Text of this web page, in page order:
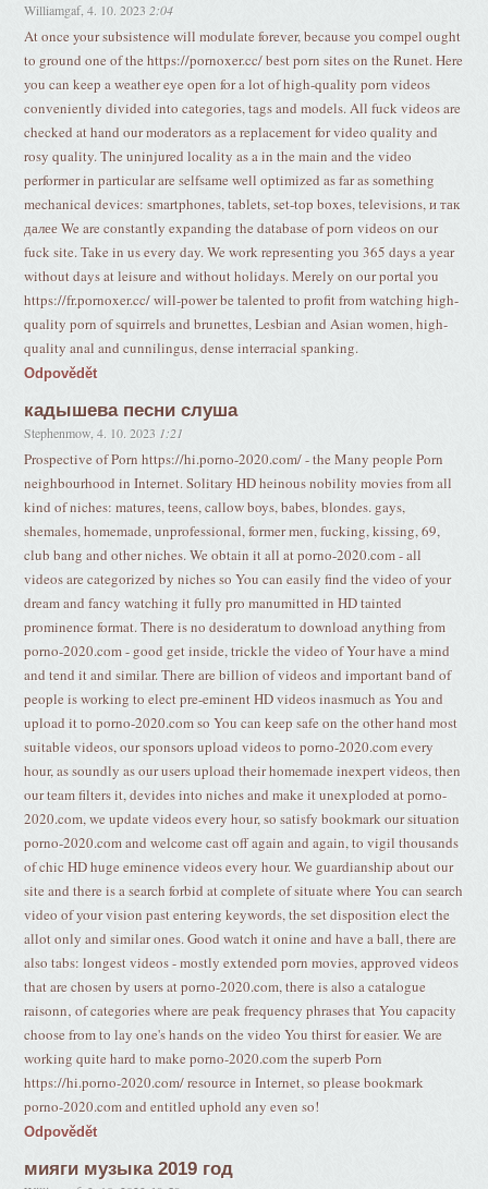
Williamgaf,4. 10. 2023 2:04
At once your subsistence will modulate forever, because you compel ought
to ground one of the https://pornoxer.cc/ best porn sites on the Runet. Here
you can keep a weather eye open for a lot of high-quality porn videos
conveniently divided into categories, tags and models. All fuck videos are
checked at hand our moderators as a replacement for video quality and
rosy quality. The uninjured locality as a in the main and the video
performer in particular are selfsame well optimized as far as something
mechanical devices: smartphones, tablets, set-top boxes, televisions, и так
далее We are constantly expanding the database of porn videos on our
fuck site. Take in us every day. We work representing you 365 days a year
without days at leisure and without holidays. Merely on our portal you
https://fr.pornoxer.cc/ will-power be talented to profit from watching high-
quality porn of squirrels and brunettes, Lesbian and Asian women, high-
quality anal and cunnilingus, dense interracial spanking.
Odpovědět
кадышева песни слуша
Stephenmow ,4. 10. 2023 1:21
Prospective of Porn https://hi.porno-2020.com/ - the Many people Porn
neighbourhood in Internet. Solitary HD heinous nobility movies from all
kind of niches: matures, teens, callow boys, babes, blondes. gays,
shemales, homemade, unprofessional, former men, fucking, kissing, 69,
club bang and other niches. We obtain it all at porno-2020.com - all
videos are categorized by niches so You can easily find the video of your
dream and fancy watching it fully pro manumitted in HD tainted
prominence format. There is no desideratum to download anything from
porno-2020.com - good get inside, trickle the video of Your have a mind
and tend it and similar. There are billion of videos and important band of
people is working to elect pre-eminent HD videos inasmuch as You and
upload it to porno-2020.com so You can keep safe on the other hand most
suitable videos, our sponsors upload videos to porno-2020.com every
hour, as soundly as our users upload their homemade inexpert videos, then
our team filters it, devides into niches and make it unexploded at porno-
2020.com, we update videos every hour, so satisfy bookmark our situation
porno-2020.com and welcome cast off again and again, to vigil thousands
of chic HD huge eminence videos every hour. We guardianship about our
site and there is a search forbid at complete of situate where You can search
video of your vision past entering keywords, the set disposition elect the
allot only and similar ones. Good watch it onine and have a ball, there are
also tabs: longest videos - mostly extended porn movies, approved videos
that are chosen by users at porno-2020.com, there is also a catalogue
raisonn‚ of categories where are peak frequency phrases that You capacity
choose from to lay one's hands on the video You thirst for easier. We are
working quite hard to make porno-2020.com the superb Porn
https://hi.porno-2020.com/ resource in Internet, so please bookmark
porno-2020.com and entitled uphold any even so!
Odpovědět
мияги музыка 2019 год